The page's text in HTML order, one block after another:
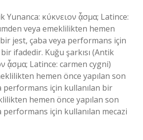
Yunanca: κύκνειον ᾆσμα; Latince:
veya emeklilikten hemen
jest, çaba veya performans için
ifadedir. Kuğu şarkısı (Antik
ᾆσμα; Latince: carmen cygni)
hemen önce yapılan son
performans için kullanılan bir
hemen önce yapılan son
performans için kullanılan mecazi